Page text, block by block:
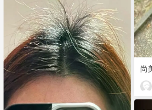
尚